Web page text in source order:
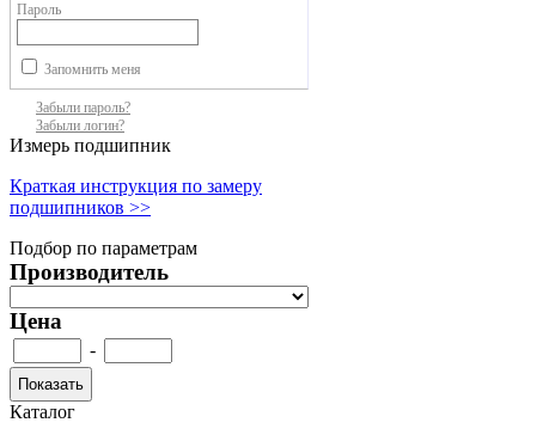
Пароль
Запомнить меня
Забыли пароль?
Забыли логин?
Измерь подшипник
Краткая инструкция по замеру
подшипников >>
Подбор по параметрам
Производитель
Цена
-
Каталог